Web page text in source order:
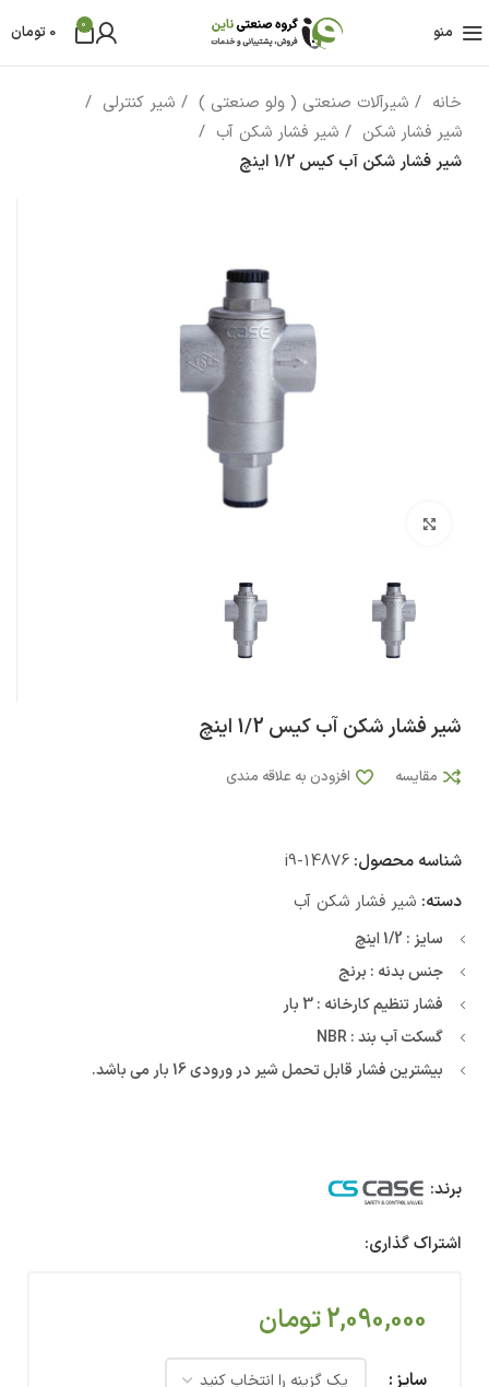
منو 0
0 تومان
خانه شیرآلات صنعتی ( ولو صنعتی )
شیر کنترلی
شیر فشار شکن
شیر فشار شکن آب
شیر فشار شکن آب کیس 1/2 اینچ
شیر فشار شکن آب کیس 1/2 اینچ
مقایسه افزودن به علاقه مندی
شناسه محصول: i9-14876
دسته: شیر فشار شکن آب
سایز : 1/2 اینچ
جنس بدنه : برنج
فشار تنظیم کارخانه : 3 بار
گسکت آب بند : NBR
بیشترین فشار قابل تحمل شیر در ورودی 16 بار می باشد.
برند:
اشتراک گذاری:
2,090,000تومان
سایز